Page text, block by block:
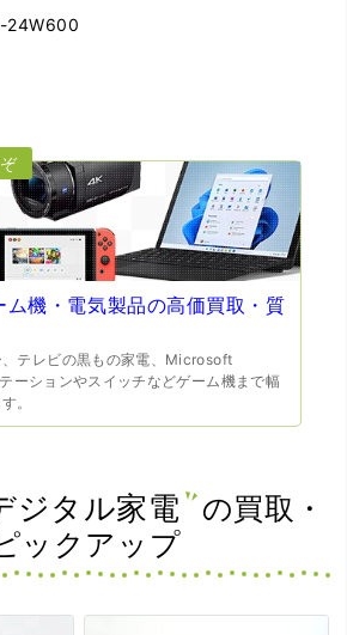
24W600
ム機・電気製品の高価買取・質
、テレビの黒もの家電、Microsoft
ーションやスイッチなどゲーム機まで幅
。
ジタル家電
の買取・
ックアップ